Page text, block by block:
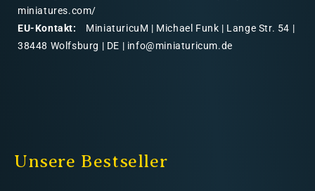
miniatures.com/
EU-Kontakt:
MiniaturicuM | Michael Funk | Lange Str. 54 |
38448 Wolfsburg | DE | info@miniaturicum.de
Unsere Bestseller